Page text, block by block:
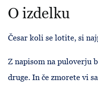
O izdelku
Česar koli se lotite, si
Z napisom na puloverju
druge. In če zmorete vi